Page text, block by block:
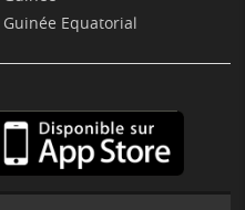
Guinée Equatorial